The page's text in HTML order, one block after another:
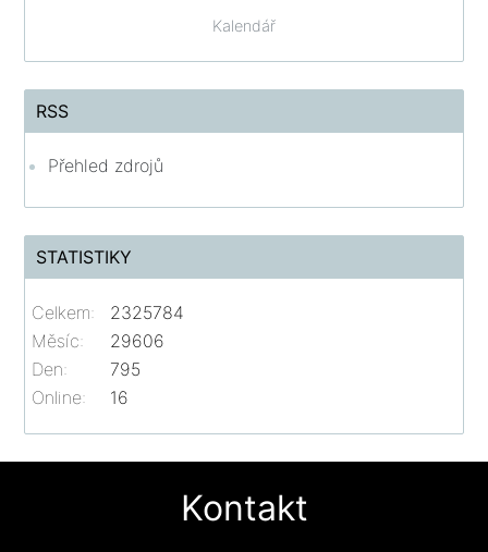
Kalendář
RSS
Přehled zdrojů
STATISTIKY
Online: 16
Celkem:
2325784
Měsíc:
29606
Den:
795
Kontakt